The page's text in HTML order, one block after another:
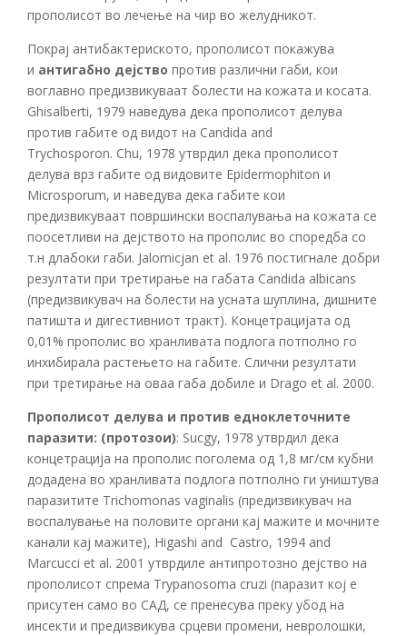
прополисот во лечење на чир во желудникот.
Покрај антибактериското, прополисот покажува
и антигабно дејство против различни габи, кои
воглавно предизвикуваат болести на кожата и косата.
Ghisalberti, 1979 наведува дека прополисот делува
против габите од видот на Candida and
Trychosporon. Chu, 1978 утврдил дека прополисот
делува врз габите од видовите Epidermophiton и
Microsporum, и наведува дека габите кои
предизвикуваат површински воспалувања на кожата се
поосетливи на дејството на прополис во споредба со
т.н длабоки габи. Jalomicjan et al. 1976 постигнале добри
резултати при третирање на габата Candida albicans
(предизвикувач на болести на усната шуплина, дишните
патишта и дигестивниот тракт). Концетрацијата од
0,01% прополис во хранливата подлога потполно го
инхибирала растењето на габите. Слични резултати
при третирање на оваа габа добиле и Drago et al. 2000.
Прополисот делува и против едноклеточните
паразити: (протозои): Sucgy, 1978 утврдил дека
концетрација на прополис поголема од 1,8 мг/см кубни
додадена во хранливата подлога потполно ги уништува
паразитите Trichomonas vaginalis (предизвикувач на
воспалување на половите органи кај мажите и мочните
канали кај мажите), Higashi and Castro, 1994 and
Marcucci et al. 2001 утврдиле антипротозно дејство на
прополисот спрема Trypanosoma cruzi (паразит кој е
присутен само во САД, се пренесува преку убод на
инсекти и предизвикува срцеви промени, невролошки,